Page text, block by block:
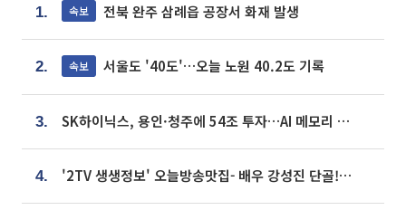
1. 속보 전북 완주 삼례읍 공장서 화재 발생
2. 속보 서울도 '40도'…오늘 노원 40.2도 기록
3. SK하이닉스, 용인·청주에 54조 투자…AI 메모리 생산기지 키운다
4. '2TV 생생정보' 오늘방송맛집- 배우 강성진 단골! 쌀국수ㆍ푸팟퐁 커리 맛집 '블○○○'